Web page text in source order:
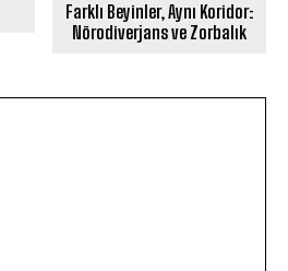
Farklı Beyinler, Aynı Koridor:
Nörodiverjans ve Zorbalık